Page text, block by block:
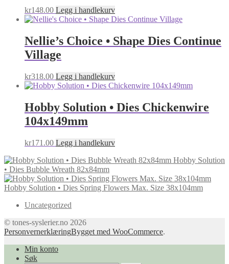
kr148.00 Legg i handlekurv
Nellie’s Choice • Shape Dies Continue
Village
kr318.00 Legg i handlekurv
Hobby Solution • Dies Chickenwire
104x149mm
kr171.00 Legg i handlekurv
Hobby Solution
• Dies Bubble Wreath 82x84mm
Hobby Solution • Dies Spring Flowers Max. Size 38x104mm
Uncategorized
© tones-syslerier.no 2026
PersonvernerklæringBygget med WooCommerce.
Min konto
Søk